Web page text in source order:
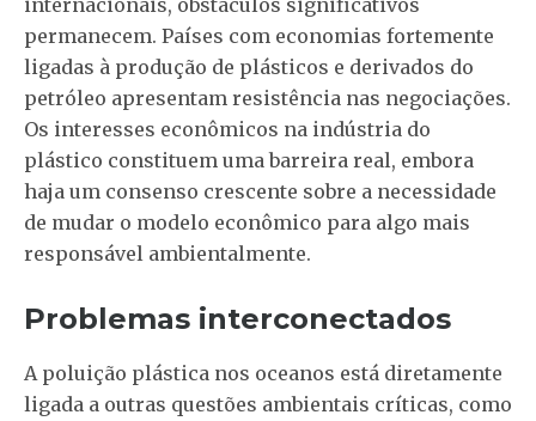
permanecem. Países com economias fortemente
ligadas à produção de plásticos e derivados do
petróleo apresentam resistência nas negociações.
Os interesses econômicos na indústria do
plástico constituem uma barreira real, embora
haja um consenso crescente sobre a necessidade
de mudar o modelo econômico para algo mais
responsável ambientalmente.
Problemas interconectados
A poluição plástica nos oceanos está diretamente
ligada a outras questões ambientais críticas, como